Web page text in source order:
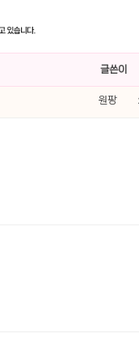
글쓴이
원팡